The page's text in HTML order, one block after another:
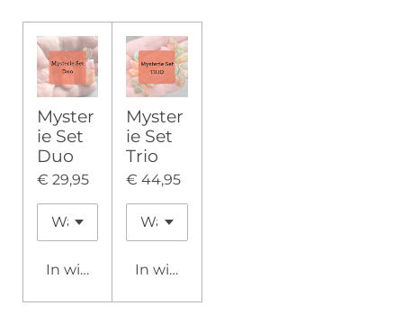
Myster
ie Set
Duo
€ 29,95
In winkelwagen
Myster
ie Set
Trio
€ 44,95
In winkelwagen